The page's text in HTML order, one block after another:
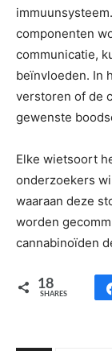
componenten
communicatie,
beïnvloeden. In
verstoren of de
gewenste
Elke wietsoort
onderzoekers
waaraan deze
worden
cannabinoïden
18
SHARES